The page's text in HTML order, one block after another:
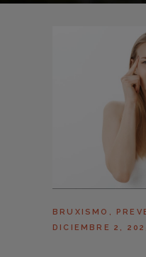
EQUIPO
BRUXISMO ,
DICIEMBRE 2,